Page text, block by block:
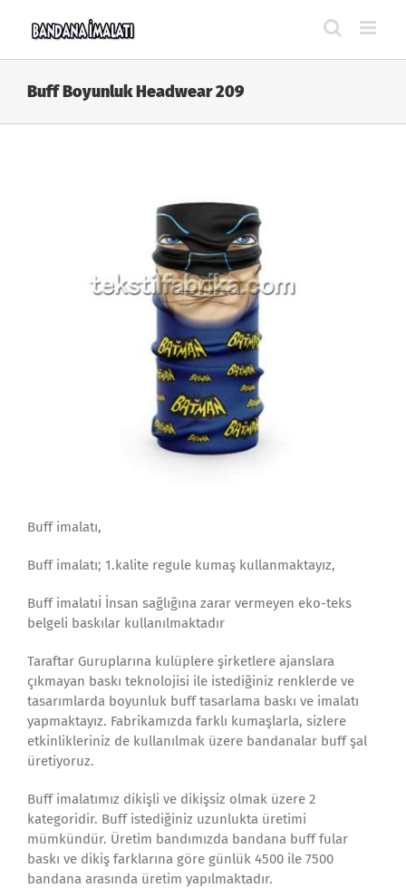
Buff Boyunluk Headwear 209
Buff imalatı,
Buff imalatı; 1.kalite regule kumaş kullanmaktayız,
Buff imalatıİ İnsan sağlığına zarar vermeyen eko-teks
belgeli baskılar kullanılmaktadır
Taraftar Guruplarına kulüplere şirketlere ajanslara
çıkmayan baskı teknolojisi ile istediğiniz renklerde ve
tasarımlarda boyunluk buff tasarlama baskı ve imalatı
yapmaktayız. Fabrikamızda farklı kumaşlarla, sizlere
etkinlikleriniz de kullanılmak üzere bandanalar buff şal
üretiyoruz.
Buff imalatımız dikişli ve dikişsiz olmak üzere 2
kategoridir. Buff istediğiniz uzunlukta üretimi
mümkündür. Üretim bandımızda bandana buff fular
baskı ve dikiş farklarına göre günlük 4500 ile 7500
bandana arasında üretim yapılmaktadır.